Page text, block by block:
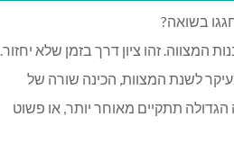
בשואה?
זהו ציון דרך בזמן שלא יחזור.
לשנת המצוות, הכינה שורה של
תתקיים מאוחר יותר, או פשוט